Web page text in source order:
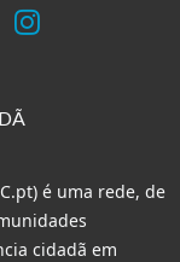
é uma rede, de
cidadã em